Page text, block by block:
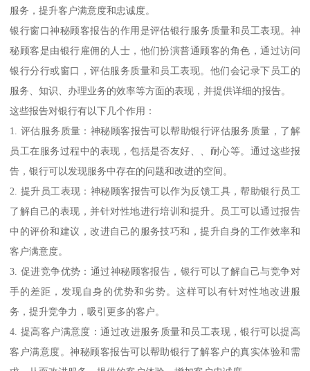
服务，提升客户满意度和忠诚度。
银行窗口神秘顾客报告的作用是评估银行服务质量和员工表现。神
秘顾客是由银行雇佣的人士，他们扮演普通顾客的角色，通过访问
银行分行或窗口，评估服务质量和员工表现。他们会记录下员工的
服务、知识、办理业务的效率等方面的表现，并提供详细的报告。
这些报告对银行有以下几个作用：
1. 评估服务质量：神秘顾客报告可以帮助银行评估服务质量，了解
员工在服务过程中的表现，包括是否友好、、耐心等。通过这些报
告，银行可以发现服务中存在的问题和改进的空间。
2. 提升员工表现：神秘顾客报告可以作为反馈工具，帮助银行员工
了解自己的表现，并针对性地进行培训和提升。员工可以通过报告
中的评价和建议，改进自己的服务技巧和，提升自身的工作效率和
客户满意度。
3. 促进竞争优势：通过神秘顾客报告，银行可以了解自己与竞争对
手的差距，发现自身的优势和劣势。这样可以有针对性地改进服
务，提升竞争力，吸引更多的客户。
4. 提高客户满意度：通过改进服务质量和员工表现，银行可以提高
客户满意度。神秘顾客报告可以帮助银行了解客户的真实体验和需